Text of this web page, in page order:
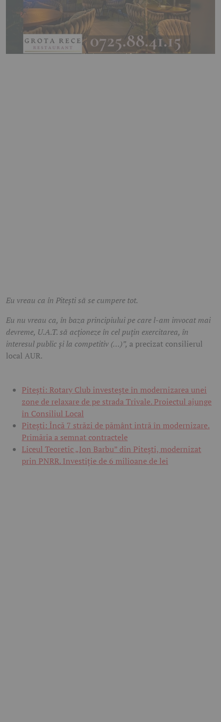
Eu vreau ca în Pitești să se cumpere tot.
Eu nu vreau ca, în baza principiului pe care l-am invocat mai
devreme, U.A.T. să acționeze în cel puțin exercitarea, în
interesul public și la competitiv (…)”, a precizat consilierul
local AUR.
Pitești: Rotary Club investește în modernizarea unei
zone de relaxare de pe strada Trivale. Proiectul ajunge
în Consiliul Local
Pitești: Încă 7 străzi de pământ intră în modernizare.
Primăria a semnat contractele
Liceul Teoretic „Ion Barbu” din Pitești, modernizat
prin PNRR. Investiție de 6 milioane de lei